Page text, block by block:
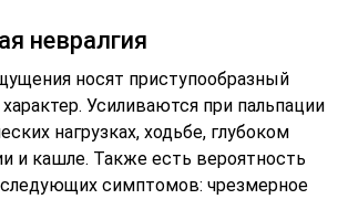
невралгия
носят приступообразный
Усиливаются при пальпации
нагрузках, ходьбе, глубоком
и кашле. Также есть вероятность
симптомов: чрезмерное